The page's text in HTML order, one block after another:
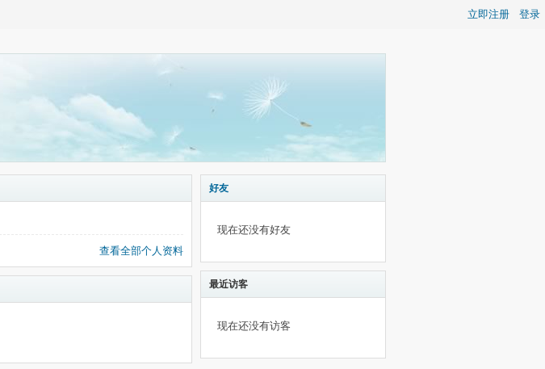
立即注册 登录
查看全部个人资料
好友
现在还没有好友
最近访客
现在还没有访客